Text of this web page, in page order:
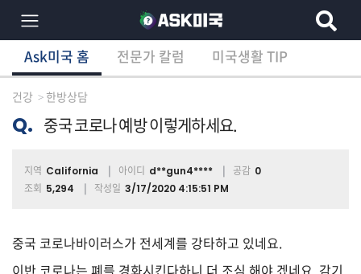
×
분
별
상
담
체
Ask미국 홈 전문가 칼럼 미국생활 TIP
Ask미국 홈 전문가 칼럼 미국생활 TIP
건강 한방상담
Q. 중국 코로나 예방 이렇게하세요.
지역 California 아이디 d**gun4**** 공감 0
조회 5,294 작성일 3/17/2020 4:15:51 PM
중국 코로나바이러스가 전세계를 강타하고 있네요.
이반 코로나는 폐를 경화시킨다하니 더 조심 해야 겠네요. 감기